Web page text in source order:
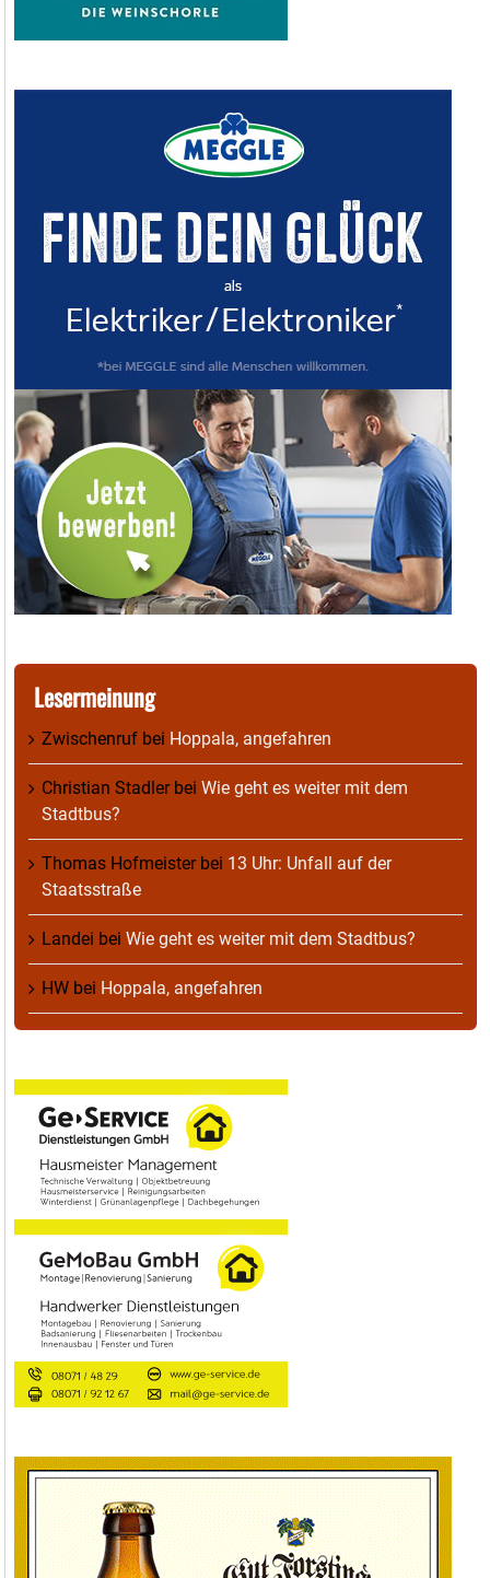
Lesermeinung
Zwischenruf bei Hoppala, angefahren
Christian Stadlerbei Wie geht es weiter mit dem
Stadtbus?
Thomas Hofmeisterbei 13 Uhr: Unfall auf der
Staatsstraße
Landei bei Wie geht es weiter mit dem Stadtbus?
HW bei Hoppala, angefahren